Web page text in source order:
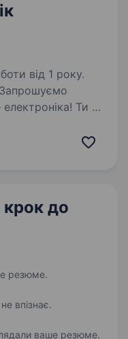
від 1 року.
Ти —
та ремонтувати
до
резюме.
впізнає.
ваше резюме.